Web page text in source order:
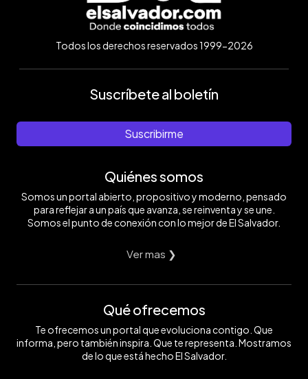
Todos los derechos reservados 1999-2026
Suscríbete al boletín
Suscribirme
Quiénes somos
Somos un portal abierto, propositivo y moderno, pensado
para reflejar a un país que avanza, se reinventa y se une.
Somos el punto de conexión con lo mejor de El Salvador.
Ver mas ❯
Qué ofrecemos
Te ofrecemos un portal que evoluciona contigo. Que
informa, pero también inspira. Que te representa. Mostramos
de lo que está hecho El Salvador.